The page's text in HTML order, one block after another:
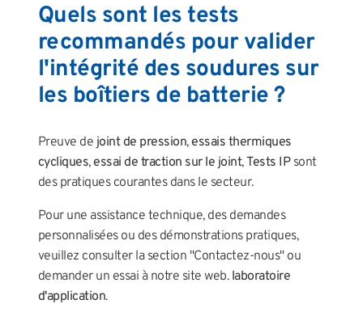
Quels sont les tests
recommandés pour valider
l'intégrité des soudures sur
les boîtiers de batterie ?
Preuve de joint de pression,essais thermiques
cycliques,essai de traction sur le joint,Tests IPsont
des pratiques courantes dans le secteur.
Pour une assistance technique, des demandes
personnalisées ou des démonstrations pratiques,
veuillez consulter la section "Contactez-nous" ou
demander un essai à notre site web. laboratoire
d'application.